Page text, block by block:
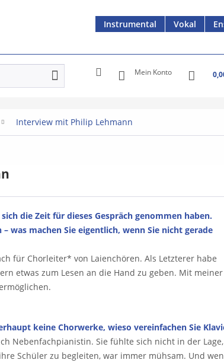
Instrumental Vokal
Mein Konto
Interview mit Philip Lehmann
die Zeit für dieses Gespräch genommen haben.
was machen Sie eigentlich, wenn Sie nicht gerade
für Chorleiter* von Laienchören. Als Letzterer habe
etwas zum Lesen an die Hand zu geben. Mit
keine Chorwerke, wieso vereinfachen Sie
Nebenfachpianistin. Sie fühlte sich nicht in der
Schüler zu begleiten, war immer mühsam. Und